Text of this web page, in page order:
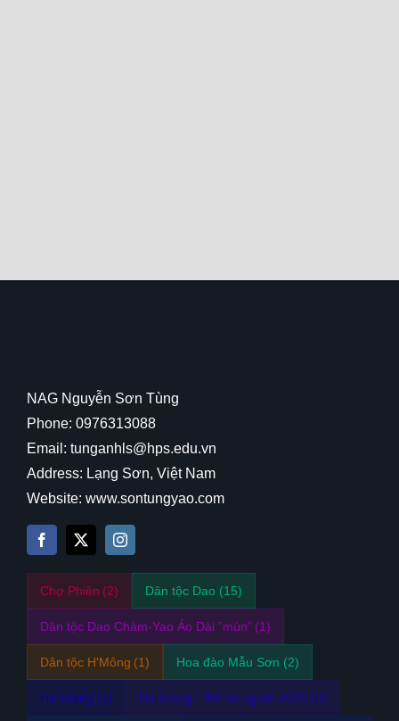
NAG Nguyễn Sơn Tùng
Phone: 0976313088
Email: tunganhls@hps.edu.vn
Address: Lạng Sơn, Việt Nam
Website: www.sontungyao.com
Chợ Phiên (2) Dân tộc Dao (15)
Dân tộc Dao Chàm-Yao Áo Dài ”mùn” (1)
Dân tộc H'Mông (1) Hoa đào Mẫu Sơn (2)
Hà Giang (4) Hà Giang - đất và người 2020 (3)